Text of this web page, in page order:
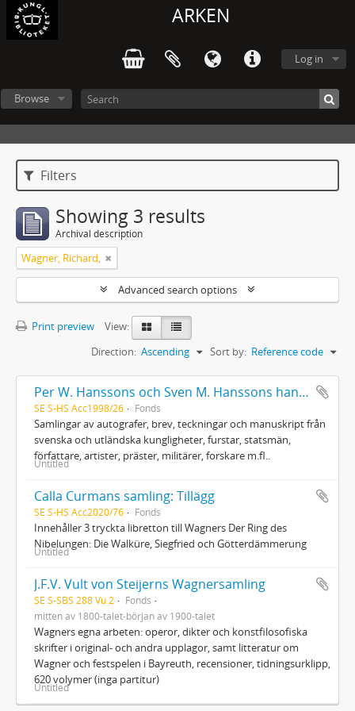
ARKEN
Log in
Browse
Filters
Showing 3 results
Archival description
Wagner, Richard,
Advanced search options
Print preview
View:
Sort by: Reference code
Direction: Ascending
Per W. Hanssons och Sven M. Hanssons handskriftssamling
SE S-HS Acc1998/26 Fonds
Samlingar av autografer, brev, teckningar och manuskript från
svenska och utländska kungligheter, furstar, statsmän,
författare, artister, präster, militärer, forskare m.fl..
Untitled
Calla Curmans samling: Tillägg
SE S-HS Acc2020/76 Fonds
Innehåller 3 tryckta libretton till Wagners Der Ring des
Nibelungen: Die Walküre, Siegfried och Götterdämmerung
Untitled
J.F.V. Vult von Steijerns Wagnersamling
SE S-SBS 288 Vu 2
Fonds
mitten av 1800-talet-början av 1900-talet
Wagners egna arbeten: operor, dikter och konstfilosofiska
skrifter i original- och andra upplagor, samt litteratur om
Wagner och festspelen i Bayreuth, recensioner, tidningsurklipp,
620 volymer (inga partitur)
Untitled